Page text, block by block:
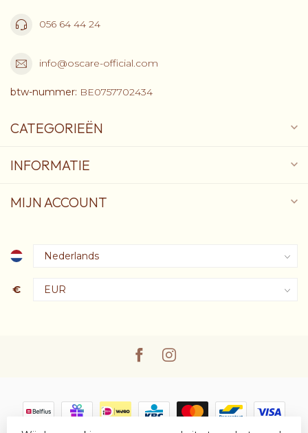
056 64 44 24
info@oscare-official.com
btw-nummer: BE0757702434
CATEGORIEËN
INFORMATIE
MIJN ACCOUNT
€